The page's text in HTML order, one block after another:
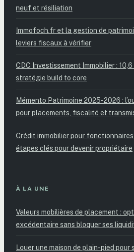
neuf et résiliation
Immofoch.fr et la gestion de
leviers fiscaux à vérifier
CDC Investissement Immobilier :
stratégie build to core
Mémento Patrimoine 2025-2026 :
pour placements, fiscalité et
Crédit immobilier pour
étapes clés pour devenir propriétaire
À LA UNE
Valeurs mobilières de placement :
excédentaire sans bloquer ses
Louer une maison de plain-pied pour